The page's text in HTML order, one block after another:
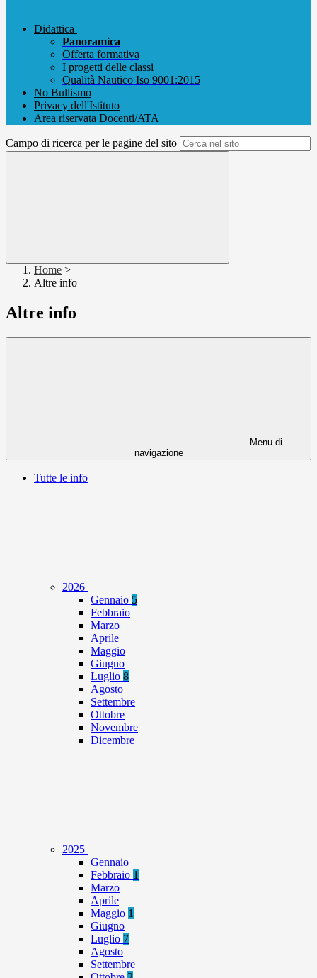
Didattica
Panoramica
Offerta formativa
I progetti delle classi
Qualità Nautico Iso 9001:2015
No Bullismo
Privacy dell'Istituto
Area riservata Docenti/ATA
Campo di ricerca per le pagine del sito
Home >
Altre info
Altre info
Menu di
navigazione
Tutte le info
2026
Gennaio 5
Febbraio
Marzo
Aprile
Maggio
Giugno
Luglio 8
Agosto
Settembre
Ottobre
Novembre
Dicembre
2025
Gennaio
Febbraio 1
Marzo
Aprile
Maggio 1
Giugno
Luglio 7
Agosto
Settembre